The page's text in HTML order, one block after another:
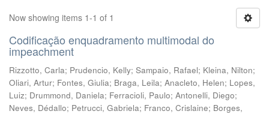
Now showing items 1-1 of 1
Codificação enquadramento multimodal do
impeachment
Rizzotto, Carla; Prudencio, Kelly; Sampaio, Rafael; Kleina, Nilton;
Oliari, Artur; Fontes, Giulia; Braga, Leila; Anacleto, Helen; Lopes,
Luiz; Drummond, Daniela; Ferracioli, Paulo; Antonelli, Diego;
Neves, Dédallo; Petrucci, Gabriela; Franco, Crislaine; Borges,